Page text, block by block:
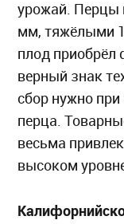
урожай. Перцы
мм, тяжёлыми
плод приобрёл
верный знак
сбор нужно
перца.
весьма
высоком